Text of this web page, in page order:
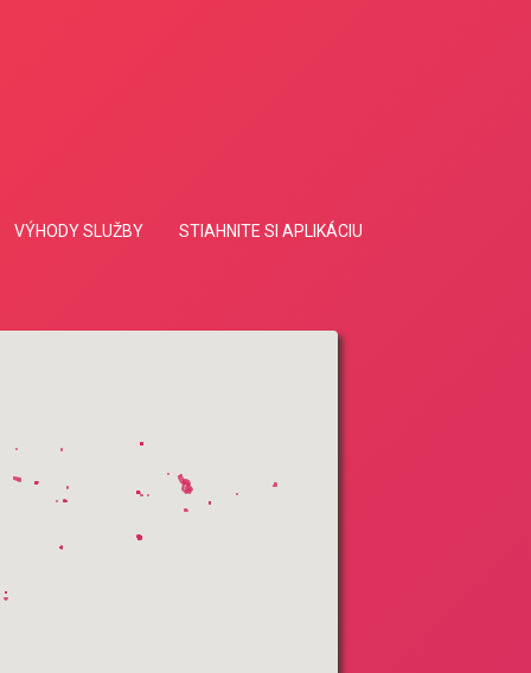
STIAHNITE SI APLIKÁCIU
VÝHODY SLUŽBY